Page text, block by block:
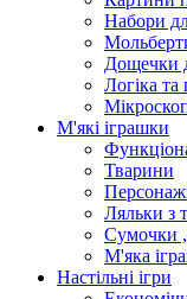
Набори
Дощечки
Логіка
М'які іграшки
Тварини
Ляльки з
Сумочки
М'яка
Настільні ігри